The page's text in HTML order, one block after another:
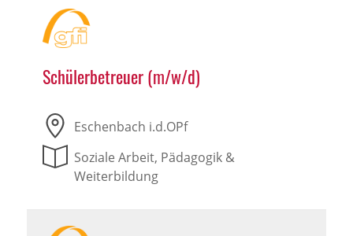
Schülerbetreuer (m/w/d)
Eschenbach i.d.OPf
Soziale Arbeit, Pädagogik &
Weiterbildung